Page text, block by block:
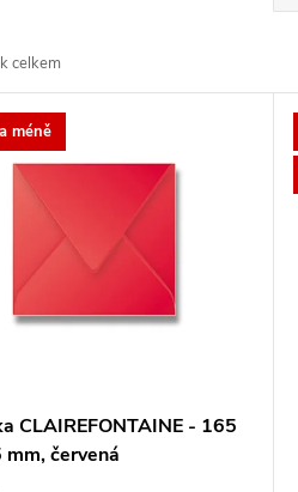
celkem
méně
CLAIREFONTAINE - 165
červená